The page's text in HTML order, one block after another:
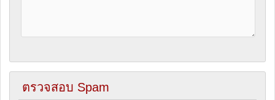
ตรวจสอบ Spam